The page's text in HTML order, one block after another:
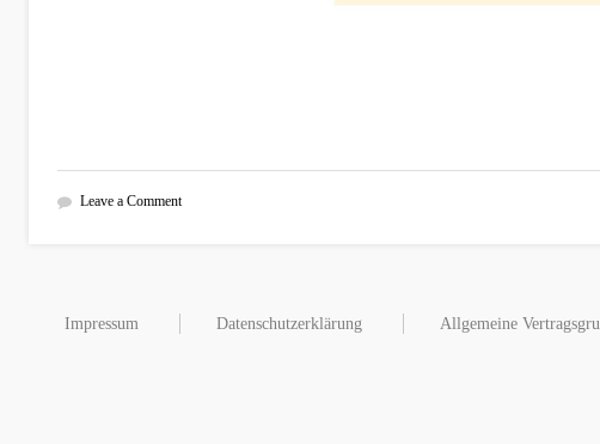
Leave a Comment
Impressum Datenschutzerklärung Allgemeine